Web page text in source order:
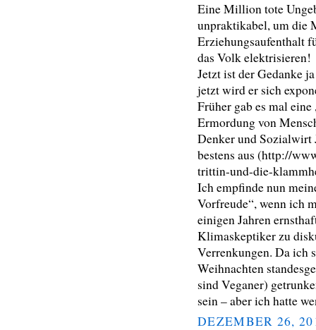
Eine Million tote
unpraktikabel, um die
Erziehungsaufenthalt
das Volk elektrisieren!
Jetzt ist der Gedanke
jetzt wird er sich
Früher gab es mal
Ermordung von
Denker und Sozialwirt
bestens aus (http://
trittin-und-die-
Ich empfinde nun
Vorfreude“, wenn ich
einigen Jahren
Klimaskeptiker zu
Verrenkungen. Da ich
Weihnachten
sind Veganer)
sein – aber ich hatte
DEZEMBER 26,